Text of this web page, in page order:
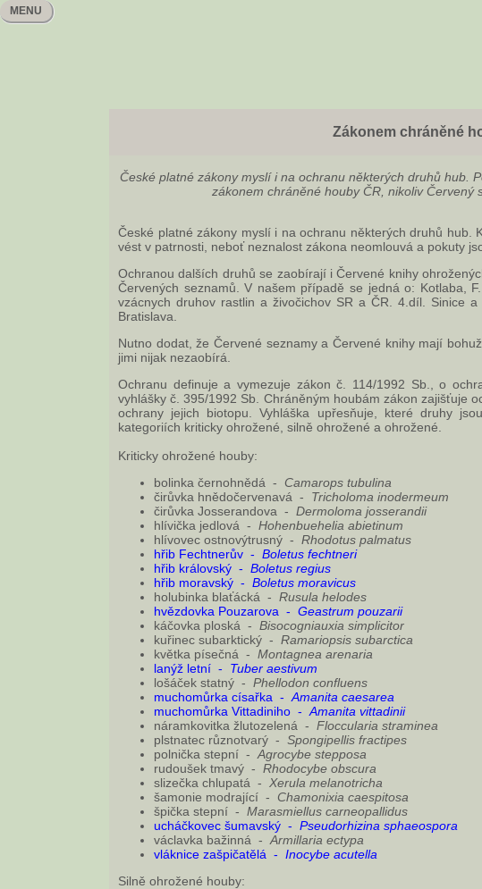
MENU
Zákonem chráněné
České platné zákony myslí i na ochranu některých druhů hub.
zákonem chráněné houby ČR, nikoliv Červený
České platné zákony myslí i na ochranu některých druhů hub.
vést v patrnosti, neboť neznalost zákona neomlouvá a pokuty
Ochranou dalších druhů se zaobírají i Červené knihy
Červených seznamů. V našem případě se jedná o: Kotlaba,
vzácnych druhov rastlin a živočichov SR a ČR. 4.díl. Sinice a
Bratislava.
Nutno dodat, že Červené seznamy a Červené knihy mají
jimi nijak nezaobírá.
Ochranu definuje a vymezuje zákon č. 114/1992 Sb., o
vyhlášky č. 395/1992 Sb. Chráněným houbám zákon zajišťuje
ochrany jejich biotopu. Vyhláška upřesňuje, které druhy
kategoriích kriticky ohrožené, silně ohrožené a ohrožené.
Kriticky ohrožené houby:
bolinka černohnědá - Camarops tubulina
čirůvka hnědočervenavá - Tricholoma inodermeum
čirůvka Josserandova - Dermoloma josserandii
hlívička jedlová - Hohenbuehelia abietinum
hlívovec ostnovýtrusný - Rhodotus palmatus
hřib Fechtnerův - Boletus fechtneri
hřib královský - Boletus regius
hřib moravský - Boletus moravicus
holubinka blaťácká - Rusula helodes
hvězdovka Pouzarova - Geastrum pouzarii
káčovka ploská - Bisocogniauxia simplicitor
kuřinec subarktický - Ramariopsis subarctica
květka písečná - Montagnea arenaria
lanýž letní - Tuber aestivum
lošáček statný - Phellodon confluens
muchomůrka císařka - Amanita caesarea
muchomůrka Vittadiniho - Amanita vittadinii
náramkovitka žlutozelená - Floccularia straminea
plstnatec různotvarý - Spongipellis fractipes
polnička stepní - Agrocybe stepposa
rudoušek tmavý - Rhodocybe obscura
slizečka chlupatá - Xerula melanotricha
šamonie modrající - Chamonixia caespitosa
špička stepní - Marasmiellus carneopallidus
ucháčkovec šumavský - Pseudorhizina sphaeospora
václavka bažinná - Armillaria ectypa
vláknice zašpičatělá - Inocybe acutella
Silně ohrožené houby: